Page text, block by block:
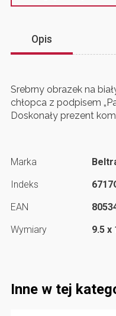
Opis
Srebrny obrazek na
chłopca z podpisem
Doskonały prezent
Marka
Indeks
EAN
Wymiary
9.5 x
Inne w tej